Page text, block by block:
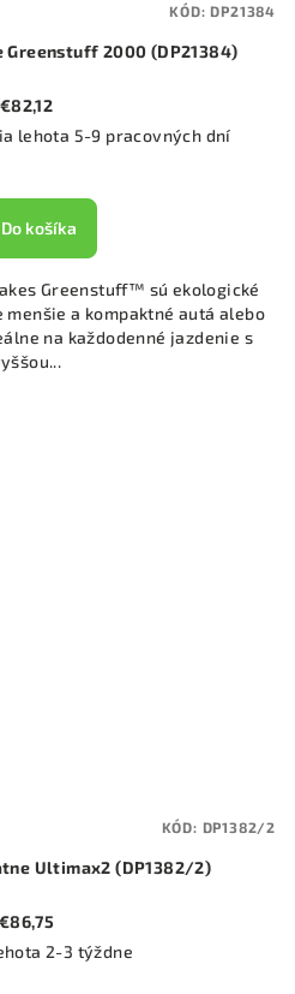
Greenstuff 2000 (DP21384)
€82,12
lehota 5-9 pracovných dní
Do košíka
Greenstuff™ sú ekologické
a kompaktné autá alebo
na každodenné jazdenie s
KÓD:DP21384
Ultimax2 (DP1382/2)
€86,75
2-3 týždne
KÓD: DP1382/2